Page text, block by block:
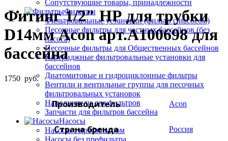
Сопутствующие товары, принадлежности
Фильтры
Фильтровальные установки (фильтр с насосом)
Песочные фильтры для частных бассейнов (без
насоса)
Песочные фильтры для Общественных бассейнов
Картриджные фильтровальные установки для
бассейнов
Диатомитовые и гидроциклонные фильтры
Вентили и вентильные группы для песочных
фильтровальных установок
Наполнители для фильтров
Запчасти для фильтров бассейна
Насосы
Насосы с префильтром
Насосы без префильтра
Фитинг 1/2″ НР для трубки
D14мм Acon арт.A100698 для
бассейна
1750 руб.
Производитель Acon
Страна бренда Россия